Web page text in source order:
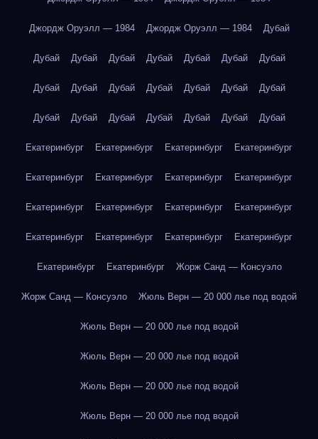
Джордж Оруэлл — 1984 Джордж Оруэлл — 1984 Дубай
Дубай Дубай Дубай Дубай Дубай Дубай Дубай
Дубай Дубай Дубай Дубай Дубай Дубай Дубай
Дубай Дубай Дубай Дубай Дубай Дубай Дубай
Екатеринбург Екатеринбург Екатеринбург Екатеринбург
Екатеринбург Екатеринбург Екатеринбург Екатеринбург
Екатеринбург Екатеринбург Екатеринбург Екатеринбург
Екатеринбург Екатеринбург Екатеринбург Екатеринбург
Екатеринбург Екатеринбург Жорж Санд — Консуэло
Жорж Санд — Консуэло Жюль Верн — 20 000 лье под водой
Жюль Верн — 20 000 лье под водой
Жюль Верн — 20 000 лье под водой
Жюль Верн — 20 000 лье под водой
Жюль Верн — 20 000 лье под водой